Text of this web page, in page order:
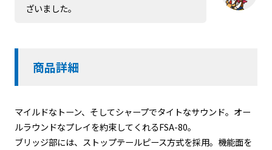
ざいました。
商品詳細
マイルドなトーン、そしてシャープでタイトなサウンド。オー
ルラウンドなプレイを約束してくれるFSA-80。
ブリッジ部には、ストップテールピース方式を採用。機能面を